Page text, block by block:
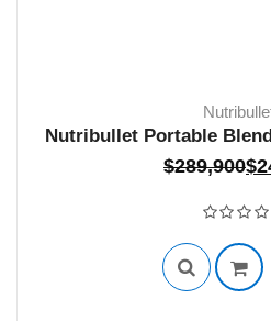
SIN
Nutribullet Portable
$289,900El
era:
$